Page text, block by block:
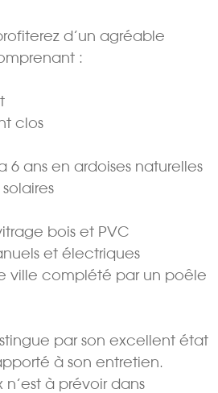
d’un agréable
:
clos
6 ans en ardoises naturelles
bois et PVC
et électriques
ville complété par un poêle
par son excellent état
à son entretien.
à prévoir dans